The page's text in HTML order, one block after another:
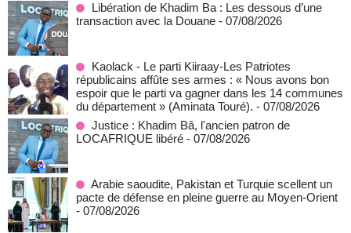
Libération de Khadim Ba : Les dessous d’une
transaction avec la Douane - 07/08/2026
Kaolack - Le parti Kiiraay-Les Patriotes
républicains affûte ses armes : « Nous avons bon
espoir que le parti va gagner dans les 14 communes
du département » (Aminata Touré). - 07/08/2026
Justice : Khadim Bâ, l'ancien patron de
LOCAFRIQUE libéré - 07/08/2026
Arabie saoudite, Pakistan et Turquie scellent un
pacte de défense en pleine guerre au Moyen-Orient
- 07/08/2026